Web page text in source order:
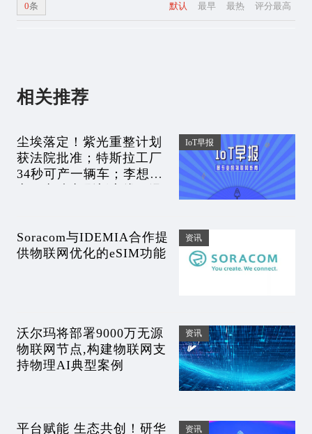
默认 最早 最热 评分最高
0条
相关推荐
尘埃落定！紫光重整计划
获法院批准；特斯拉工厂
34秒可产一辆车；李想炮
IoT早报
Soracom与IDEMIA合作提
供物联网优化的eSIM功能
资讯
沃尔玛将部署9000万无源
物联网节点,构建物联网支
持物理AI典型案例
资讯
平台赋能 生态共创！研华 资讯